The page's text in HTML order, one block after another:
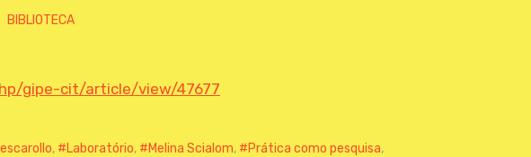
BIBLIOTECA
gipe-cit/article/view/47677
, Laboratório, Melina Scialom, Prática como pesquisa,